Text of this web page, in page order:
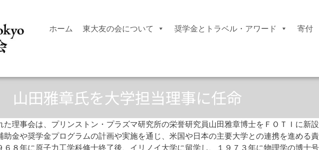
ホーム 東大友の会について 奨学金とトラベル・アワード 寄付
山田雅章氏を大学担当理事に任命
た理事会は、プリンストン・プラズマ研究所の栄誉研究員山田雅章博士をＦＯＴＩに新
金や奨学金プログラムの計画や実施を通じ、米国や日本の主要大学との連携を進める責
８年に原子力工学科修士終了後、イリノイ大学に留学し、１９７３年に物理学の博士